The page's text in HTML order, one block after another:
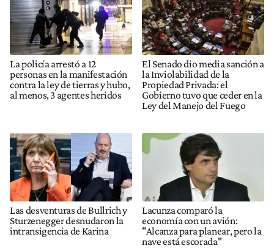
La policía arrestó a 12
personas en la manifestación
contra la ley de tierras y hubo,
al menos, 3 agentes heridos
El Senado dio media sanción a
la Inviolabilidad de la
Propiedad Privada: el
Gobierno tuvo que ceder en la
Ley del Manejo del Fuego
Las desventuras de Bullrich y
Sturzenegger desnudaron la
intransigencia de Karina
Lacunza comparó la
economía con un avión:
"Alcanza para planear, pero la
nave está escorada"